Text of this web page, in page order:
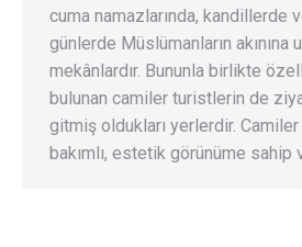
cuma namazlarında, kandillerde
günlerde Müslümanların akınına
mekânlardır. Bununla birlikte
bulunan camiler turistlerin de
gitmiş oldukları yerlerdir. Camiler
bakımlı, estetik görünüme sahip